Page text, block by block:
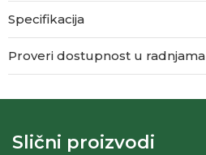
Specifikacija
Proveri dostupnost u radnjama
Slični proizvodi